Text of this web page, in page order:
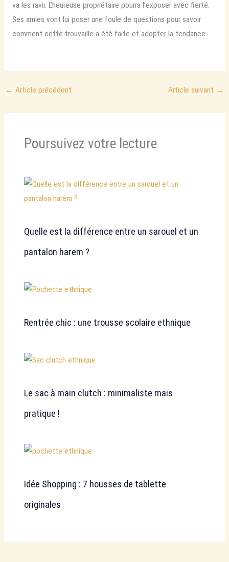
va les ravir. L’heureuse propriétaire pourra l’exposer avec fierté.
Ses amies vont lui poser une foule de questions pour savoir
comment cette trouvaille a été faite et adopter la tendance.
← Article précédent Article suivant →
Poursuivez votre lecture
Quelle est la différence entre un sarouel et un
pantalon harem ?
Rentrée chic : une trousse scolaire ethnique
Le sac à main clutch : minimaliste mais
pratique !
Idée Shopping : 7 housses de tablette
originales